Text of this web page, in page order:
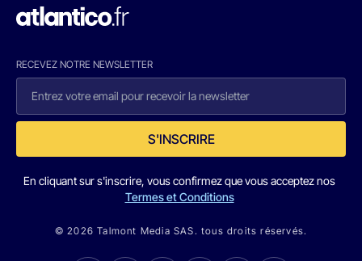
RECEVEZ NOTRE NEWSLETTER
S'INSCRIRE
En cliquant sur s'inscrire, vous confirmez que vous acceptez nos
Termes et Conditions
© 2026 Talmont Media SAS. tous droits réservés.